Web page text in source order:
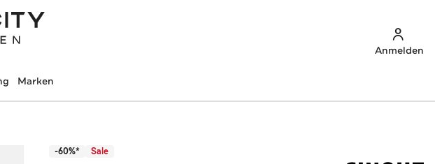
Anmelden
Marken
-60%* Sale